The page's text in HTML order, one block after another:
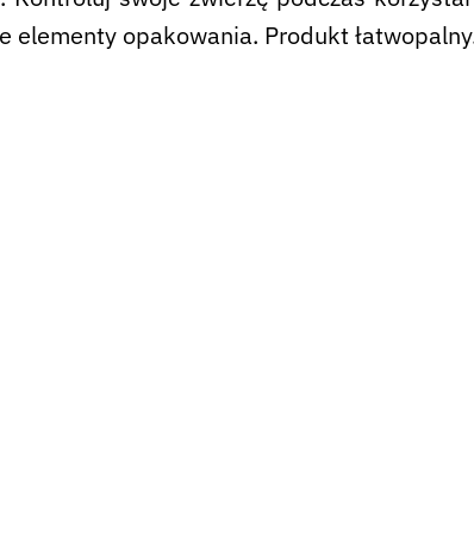
elementy opakowania. Produkt